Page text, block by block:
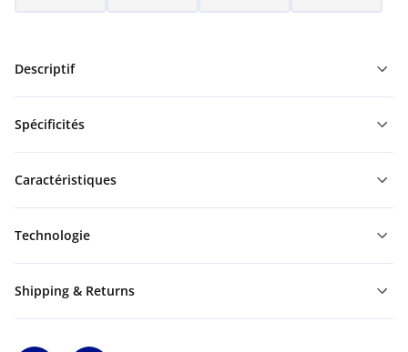
Descriptif
Spécificités
Caractéristiques
Technologie
Shipping & Returns